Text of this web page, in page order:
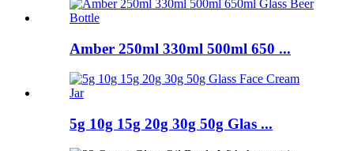
Amber 250ml 330ml 500ml 650 ...
5g 10g 15g 20g 30g 50g Glas ...